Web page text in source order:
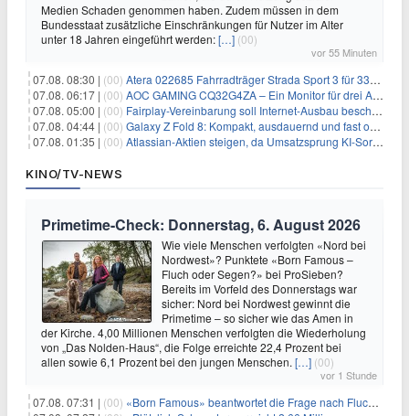
Medien Schaden genommen haben. Zudem müssen in dem
Bundesstaat zusätzliche Einschränkungen für Nutzer im Alter
unter 18 Jahren eingeführt werden:[…] (00)
vor 55 Minuten
07.08. 08:30 | (00) Atera 022685 Fahrradträger Strada Sport 3 für 337,48€
07.08. 06:17 | (00) AOC GAMING CQ32G4ZA – Ein Monitor für drei Arten von Spielen
07.08. 05:00 | (00) Fairplay-Vereinbarung soll Internet-Ausbau beschleunigen
07.08. 04:44 | (00) Galaxy Z Fold 8: Kompakt, ausdauernd und fast ohne Falte
07.08. 01:35 | (00) Atlassian-Aktien steigen, da Umsatzsprung KI-Sorgen dämpft
KINO/TV-NEWS
Primetime-Check: Donnerstag, 6. August 2026
Wie viele Menschen verfolgten «Nord bei
Nordwest»? Punktete «Born Famous –
Fluch oder Segen?» bei ProSieben?
Bereits im Vorfeld des Donnerstags war
sicher: Nord bei Nordwest gewinnt die
Primetime – so sicher wie das Amen in
der Kirche. 4,00 Millionen Menschen verfolgten die Wiederholung
von „Das Nolden-Haus“, die Folge erreichte 22,4 Prozent bei
allen sowie 6,1 Prozent bei den jungen Menschen. […] (00)
vor 1 Stunde
07.08. 07:31 | (00) «Born Famous» beantwortet die Frage nach Fluch oder Segen